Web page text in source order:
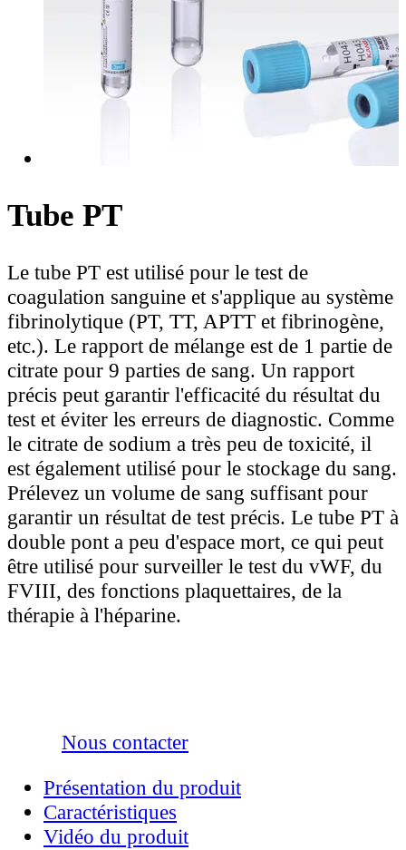
Tube PT
Le tube PT est utilisé pour le test de
coagulation sanguine et s'applique au système
fibrinolytique (PT, TT, APTT et fibrinogène,
etc.). Le rapport de mélange est de 1 partie de
citrate pour 9 parties de sang. Un rapport
précis peut garantir l'efficacité du résultat du
test et éviter les erreurs de diagnostic. Comme
le citrate de sodium a très peu de toxicité, il
est également utilisé pour le stockage du sang.
Prélevez un volume de sang suffisant pour
garantir un résultat de test précis. Le tube PT à
double pont a peu d'espace mort, ce qui peut
être utilisé pour surveiller le test du vWF, du
FVIII, des fonctions plaquettaires, de la
thérapie à l'héparine.
Nous contacter
Présentation du produit
Caractéristiques
Vidéo du produit